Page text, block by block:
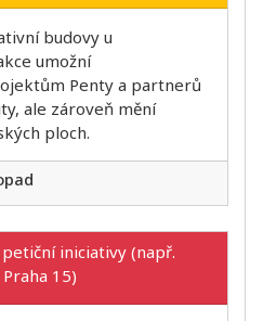
budovy u
umožní
Penty a partnerů
ale zároveň mění
ploch.
iniciativy (např.
15)